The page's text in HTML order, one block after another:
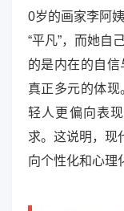
0岁的画家李阿
“平凡”，而她自
的是内在的自
真正多元的体
轻人更偏向表
求。这说明，现
向个性化和心理